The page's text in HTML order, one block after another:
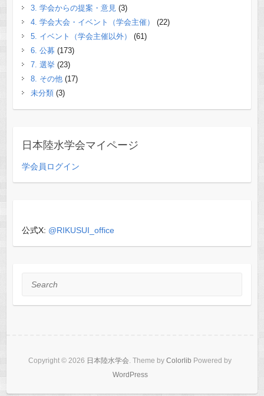
3. 学会からの提案・意見 (3)
4. 学会大会・イベント（学会主催）
(22)
5. イベント（学会主催以外）
(61)
6. 公募 (173)
7. 選挙 (23)
8. その他(17)
未分類(3)
日本陸水学会マイページ
学会員ログイン
公式X: @RIKUSUI_office
Search
Copyright © 2026 日本陸水学会 . Theme byColorlib Powered by
WordPress